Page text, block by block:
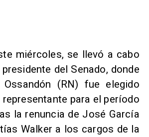
miércoles, se llevó a cabo
del Senado, donde
(RN) fue elegido
para el período
la renuncia de José García
Walker a los cargos de la